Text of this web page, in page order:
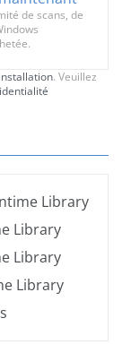
de scans, de
. Veuillez
Library
Library
Library
Library